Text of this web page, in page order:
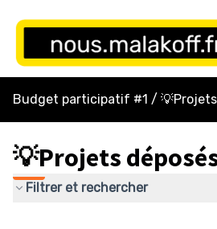
Budget participatif #1 /
💡Projets
Filtrer et rechercher